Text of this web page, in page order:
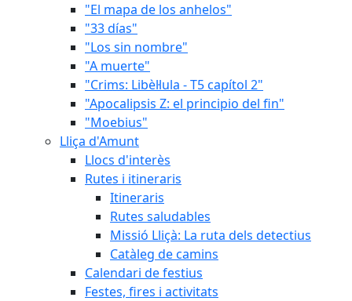
"El mapa de los anhelos"
"33 días"
"Los sin nombre"
"A muerte"
"Crims: Libèl·lula - T5 capítol 2"
"Apocalipsis Z: el principio del fin"
"Moebius"
Lliça d'Amunt
Llocs d'interès
Rutes i itineraris
Itineraris
Rutes saludables
Missió Lliçà: La ruta dels detectius
Catàleg de camins
Calendari de festius
Festes, fires i activitats